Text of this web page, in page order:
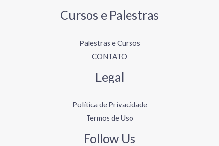
Cursos e Palestras
Palestras e Cursos
CONTATO
Legal
Política de Privacidade
Termos de Uso
Follow Us